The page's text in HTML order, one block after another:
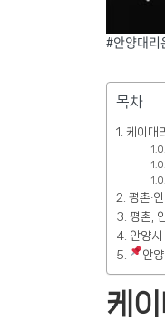
#안양대리
목차
케이대
평촌·
평촌,
안양시
안
케